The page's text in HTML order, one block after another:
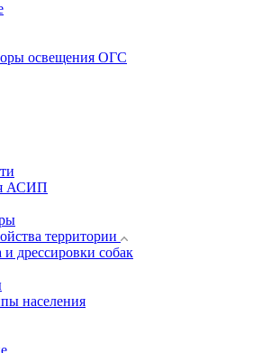
освещения ОГС
АСИП
территории
дрессировки собак
населения